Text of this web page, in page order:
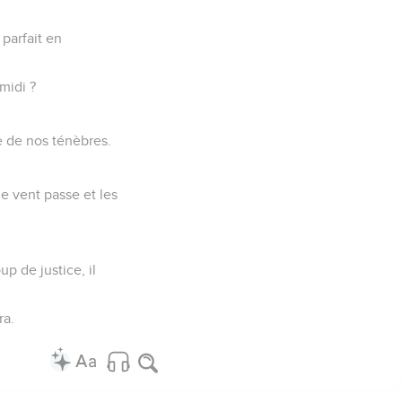
en
?
de nos ténèbres.
vent passe et les
de justice, il